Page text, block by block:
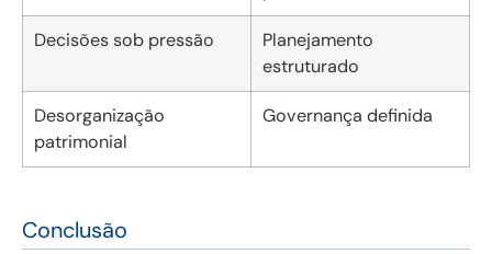
Decisões sob pressão
Planejamento
estruturado
Desorganização
patrimonial
Governança definida
Conclusão